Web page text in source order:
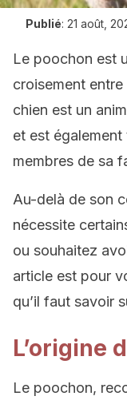
Publié: 21 août,
Le poochon est
croisement
chien est un
et est
membres de sa
Au-delà de son
nécessite
ou souhaitez
article est pour
qu’il faut savoir
L’origine
Le poochon,